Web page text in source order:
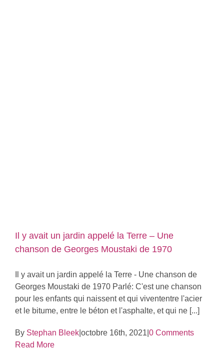
Il y avait un jardin appelé la Terre – Une
chanson de Georges Moustaki de 1970
Il y avait un jardin appelé la Terre - Une chanson de
Georges Moustaki de 1970 Parlé: C'est une chanson
pour les enfants qui naissent et qui vivententre l'acier
et le bitume, entre le béton et l'asphalte, et qui ne [...]
By Stephan Bleek| octobre 16th, 2021 0 Comments
Read More